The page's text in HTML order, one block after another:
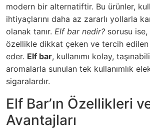
modern bir alternatiftir. Bu ürünler,
ihtiyaçlarını daha az zararlı yollarla
olanak tanır. Elf bar nedir? sorusu
özellikle dikkat çeken ve tercih edilen
eder. Elf bar, kullanımı kolay,
aromalarla sunulan tek kullanımlık
sigaralardır.
Elf Bar’ın Özellikleri
Avantajları